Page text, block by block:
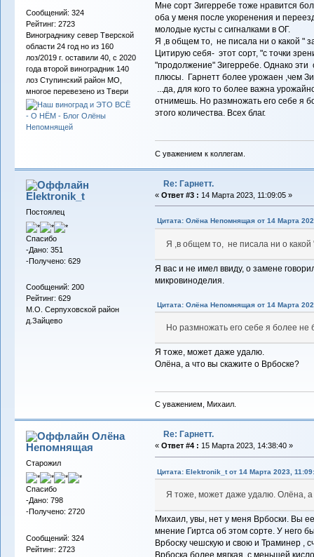
Сообщений: 324
Рейтинг: 2723
Винограднику север Тверской
области 24 год но из 160
лоз/2019 г. оставили 40, с 2020
года второй виноградник 140
лоз Ступинский район МО,
многое перевезено из Твери
Мне сорт Зигерребе тоже нравится
оба у меня после укоренения и
молодые кусты с сигналками в ОГ.
Я ,в общем то, не писала ни о какой "
Цитирую себя- этот сорт, "с точки
"продолжение" Зигерребе. Однако эти
плюсы. Гарнетт более урожаен ,чем
...да, для кого то более важна
отнимешь. Но размножать его себе я
этого количества. Всех благ.
С уважением к коллегам.
Elektronik_t
Постоялец
Спасибо
-Дано: 351
-Получено: 629
Сообщений: 200
Рейтинг: 629
М.О. Серпуховской район
д.Зайцево
Re: Гарнетт.
« Ответ #3 : 14 Марта 2023, 11:09:05 »
Цитата: Олёна Непомнящая от 14 Марта
Я ,в общем то, не писала ни о какой
Я вас и не имел ввиду, о замене
микровиноделия.
Цитата: Олёна Непомнящая от 14 Марта
Но размножать его себе я более не
Я тоже, может даже удалю.
Олёна, а что вы скажите о Врбоске?
С уважением, Михаил.
Олёна
Непомнящая
Старожил
Спасибо
-Дано: 798
-Получено: 2720
Сообщений: 324
Рейтинг: 2723
Re: Гарнетт.
« Ответ #4 : 15 Марта 2023, 14:38:40 »
Цитата: Elektronik_t от 14 Марта 2023,
Я тоже, может даже удалю. Олёна, а
Михаил, увы, нет у меня Врбоски. Вы
мнение Гиртса об этом сорте. У него
Врбоску чешскую и свою и Траминер ,